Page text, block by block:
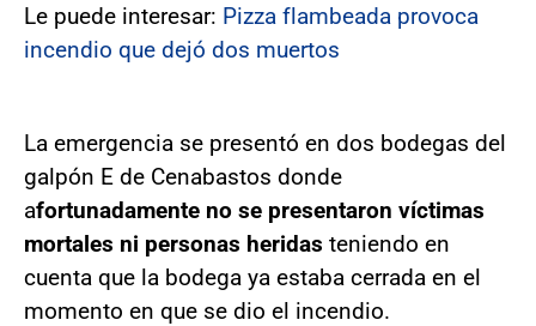
Le puede interesar: Pizza flambeada provoca
incendio que dejó dos muertos
La emergencia se presentó en dos bodegas del
galpón E de Cenabastos donde
afortunadamente no se presentaron víctimas
mortales ni personas heridas teniendo en
cuenta que la bodega ya estaba cerrada en el
momento en que se dio el incendio.